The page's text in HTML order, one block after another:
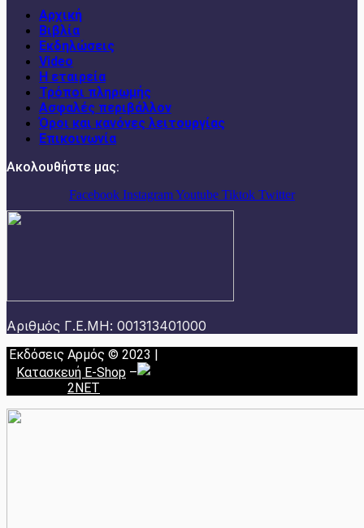
Αρχική
Βιβλία
Εκδηλώσεις
Video
Η εταιρεία
Τρόποι πληρωμής
Ασφαλές περιβάλλον
Όροι και κανόνες λειτουργίας
Επικοινωνία
Ακολουθήστε μας:
Facebook InstagramYoutube Tiktok Twitter
Αριθμός Γ.Ε.ΜΗ: 001313401000
Εκδόσεις Αρμός © 2023 |
Κατασκευή E-Shop –
2NET